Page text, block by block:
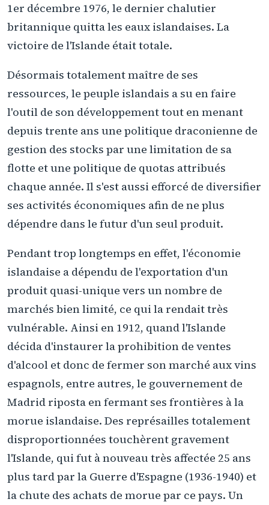
1er décembre 1976, le dernier chalutier
britannique quitta les eaux islandaises. La
victoire de l'Islande était totale.
Désormais totalement maître de ses
ressources, le peuple islandais a su en faire
l'outil de son développement tout en menant
depuis trente ans une politique draconienne de
gestion des stocks par une limitation de sa
flotte et une politique de quotas attribués
chaque année. Il s'est aussi efforcé de diversifier
ses activités économiques afin de ne plus
dépendre dans le futur d'un seul produit.
Pendant trop longtemps en effet, l'économie
islandaise a dépendu de l'exportation d'un
produit quasi-unique vers un nombre de
marchés bien limité, ce qui la rendait très
vulnérable. Ainsi en 1912, quand l'Islande
décida d'instaurer la prohibition de ventes
d'alcool et donc de fermer son marché aux vins
espagnols, entre autres, le gouvernement de
Madrid riposta en fermant ses frontières à la
morue islandaise. Des représailles totalement
disproportionnées touchèrent gravement
l'Islande, qui fut à nouveau très affectée 25 ans
plus tard par la Guerre d'Espagne (1936-1940) et
la chute des achats de morue par ce pays. Un